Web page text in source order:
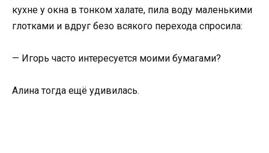
кухне у окна в тонком халате, пила воду маленькими
глотками и вдруг безо всякого перехода спросила:
— Игорь часто интересуется моими бумагами?
Алина тогда ещё удивилась.